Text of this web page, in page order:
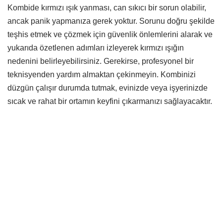
Kombide kırmızı ışık yanması, can sıkıcı bir sorun olabilir,
ancak panik yapmanıza gerek yoktur. Sorunu doğru şekilde
teşhis etmek ve çözmek için güvenlik önlemlerini alarak ve
yukarıda özetlenen adımları izleyerek kırmızı ışığın
nedenini belirleyebilirsiniz. Gerekirse, profesyonel bir
teknisyenden yardım almaktan çekinmeyin. Kombinizi
düzgün çalışır durumda tutmak, evinizde veya işyerinizde
sıcak ve rahat bir ortamın keyfini çıkarmanızı sağlayacaktır.